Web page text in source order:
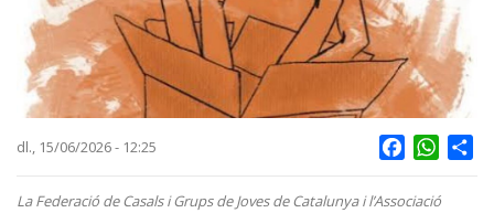
dl., 15/06/2026 - 12:25 Facebook
La Federació de Casals i Grups de Joves de Catalunya i l’Associació